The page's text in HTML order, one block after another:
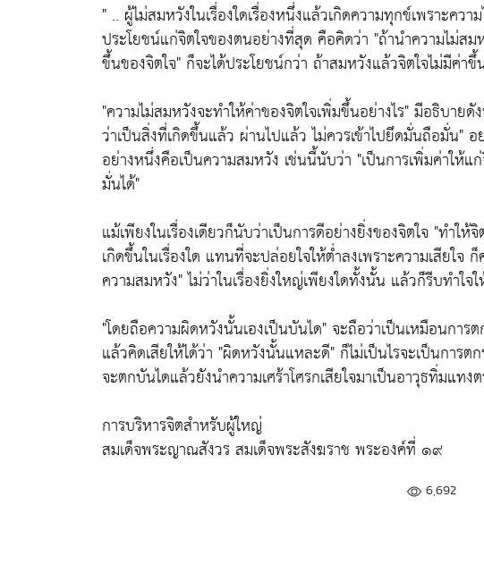
" .. ผู้ไม่สมหวังในเรื่องใดเรื่องหนึ่งแล้วเกิดความทุกข์เพราะคว
ประโยชน์แก่จิตใจของตนอย่างที่สุด คือคิดว่า "ถ้านำความไม่ส
ขึ้นของจิตใจ" ก็จะได้ประโยชน์กว่า ถ้าสมหวังแล้วจิตใจไม่มีค่า
"ความไม่สมหวังจะทำให้ค่าของจิตใจเพิ่มขึ้นอย่างไร"มีอธิบายดั
ว่าเป็นสิ่งที่เกิดขึ้นแล้ว ผ่านไปแล้ว ไม่ควรเข้าไปยึดมั่นถือมั่น"อ
อย่างหนึ่งคือเป็นความสมหวัง เช่นนี้นับว่า "เป็นการเพิ่มค่าให้
มั่นได้"
แม้เพียงในเรื่องเดียวก็นับว่าเป็นการดีอย่างยิ่งของจิตใจ "ทำให้
เกิดขึ้นในเรื่องใด แทนที่จะปล่อยใจให้ต่ำลงเพราะความเสียใจ
ความสมหวัง"ไม่ว่าในเรื่องยิ่งใหญ่เพียงใดทั้งนั้น แล้วก็รีบทำใ
"โดยถือความผิดหวังนั้นเองเป็นบันได"จะถือว่าเป็นเหมือนการ
แล้วคิดเสียให้ได้ว่า "ผิดหวังนั้นแหละดี" ก็ไม่เป็นไรจะเป็นกา
จะตกบันไดแล้วยังนำความเศร้าโศรกเสียใจมาเป็นอาวุธทิ่มแทง
การบริหารจิตสำหรับผู้ใหญ่
สมเด็จพระญาณสังวร สมเด็จพระสังฆราช พระองค์ที่ ๑๙
6,692